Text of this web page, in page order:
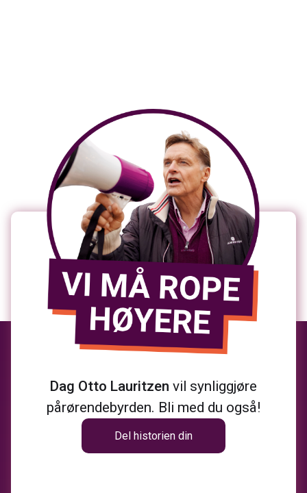
Dag Otto Lauritzen vil synliggjøre
pårørendebyrden. Bli med du også!
Del historien din